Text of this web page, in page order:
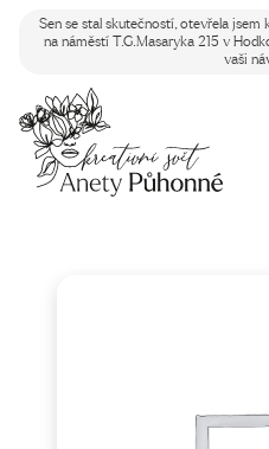
Sen se stal skutečností, otevřela
na náměstí T.G.Masaryka 215 v
vaši